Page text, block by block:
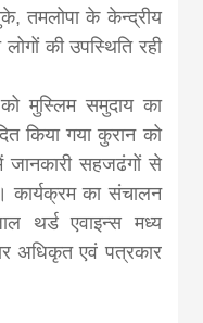
तमलोपा के केन्द्रीय
की उपस्थिति रही
मुस्लिम समुदाय का
किया गया कुरान को
जानकारी सहजढंगों से
कार्यक्रम का संचालन
थर्ड एवाइन्स मध्य
अधिकृत एवं पत्रकार